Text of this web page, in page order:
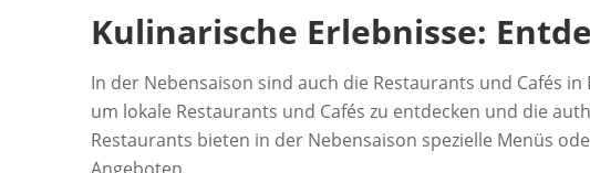
Kulinarische Erlebnisse:
In der Nebensaison sind auch die Restaurants und Cafés
um lokale Restaurants und Cafés zu entdecken und die
Restaurants bieten in der Nebensaison spezielle Menüs